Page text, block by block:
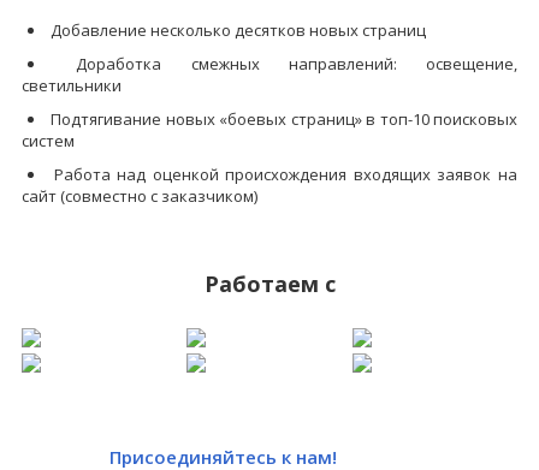
Добавление несколько десятков новых страниц
Доработка смежных направлений: освещение,
светильники
Подтягивание новых «боевых страниц» в топ-10 поисковых
систем
Работа над оценкой происхождения входящих заявок на
сайт (совместно с заказчиком)
Работаем с
Присоединяйтесь к нам!